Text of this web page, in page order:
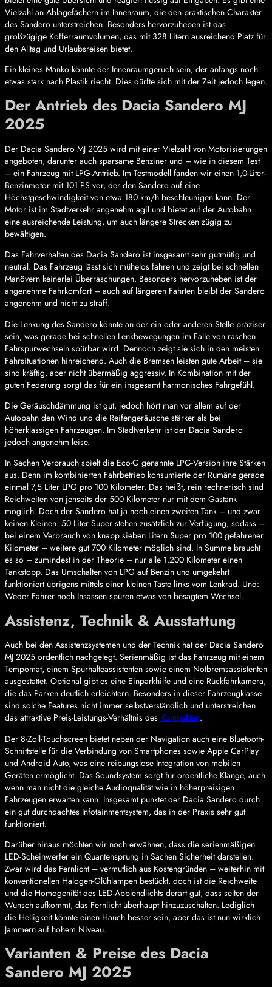
Vielzahl an Ablagefächern im Innenraum, die den praktischen Charakter
des Sandero unterstreichen. Besonders hervorzuheben ist das
großzügige Kofferraumvolumen, das mit 328 Litern ausreichend Platz für
den Alltag und Urlaubsreisen bietet.
Ein kleines Manko könnte der Innenraumgeruch sein, der anfangs noch
etwas stark nach Plastik riecht. Dies dürfte sich mit der Zeit jedoch legen.
Der Antrieb des Dacia Sandero MJ
2025
Der Dacia Sandero MJ 2025 wird mit einer Vielzahl von Motorisierungen
angeboten, darunter auch sparsame Benziner und – wie in diesem Test
– ein Fahrzeug mit LPG-Antrieb. Im Testmodell fanden wir einen 1,0-Liter-
Benzinmotor mit 101 PS vor, der den Sandero auf eine
Höchstgeschwindigkeit von etwa 180 km/h beschleunigen kann. Der
Motor ist im Stadtverkehr angenehm agil und bietet auf der Autobahn
eine ausreichende Leistung, um auch längere Strecken zügig zu
bewältigen.
Das Fahrverhalten des Dacia Sandero ist insgesamt sehr gutmütig und
neutral. Das Fahrzeug lässt sich mühelos fahren und zeigt bei schnellen
Manövern keinerlei Überraschungen. Besonders hervorzuheben ist der
angenehme Fahrkomfort – auch auf längeren Fahrten bleibt der Sandero
angenehm und nicht zu straff.
Die Lenkung des Sandero könnte an der ein oder anderen Stelle präziser
sein, was gerade bei schnellen Lenkbewegungen im Falle von raschen
Fahrspurwechseln spürbar wird. Dennoch zeigt sie sich in den meisten
Fahrsituationen hinreichend. Auch die Bremsen leisten gute Arbeit – sie
sind kräftig, aber nicht übermäßig aggressiv. In Kombination mit der
guten Federung sorgt das für ein insgesamt harmonisches Fahrgefühl.
Die Geräuschdämmung ist gut, jedoch hört man vor allem auf der
Autobahn den Wind und die Reifengeräusche stärker als bei
höherklassigen Fahrzeugen. Im Stadtverkehr ist der Dacia Sandero
jedoch angenehm leise.
In Sachen Verbrauch spielt die Eco-G genannte LPG-Version ihre Stärken
aus. Denn im kombinierten Fahrbetrieb konsumierte der Rumäne gerade
einmal 7,5 Liter LPG pro 100 Kilometer. Das heißt, rein rechnerisch sind
Reichweiten von jenseits der 500 Kilometer nur mit dem Gastank
möglich. Doch der Sandero hat ja noch einen zweiten Tank – und zwar
keinen Kleinen. 50 Liter Super stehen zusätzlich zur Verfügung, sodass –
bei einem Verbrauch von knapp sieben Litern Super pro 100 gefahrener
Kilometer – weitere gut 700 Kilometer möglich sind. In Summe braucht
es so – zumindest in der Theorie – nur alle 1.200 Kilometer einen
Tankstopp. Das Umschalten von LPG auf Benzin und umgekehrt
funktioniert übrigens mittels einer kleinen Taste links vom Lenkrad. Und:
Weder Fahrer noch Insassen spüren etwas von besagtem Wechsel.
Assistenz, Technik & Ausstattung
Auch bei den Assistenzsystemen und der Technik hat der Dacia Sandero
MJ 2025 ordentlich nachgelegt. Serienmäßig ist das Fahrzeug mit einem
Tempomat, einem Spurhalteassistenten sowie einem Notbremsassistenten
ausgestattet. Optional gibt es eine Einparkhilfe und eine Rückfahrkamera,
die das Parken deutlich erleichtern. Besonders in dieser Fahrzeugklasse
sind solche Features nicht immer selbstverständlich und unterstreichen
das attraktive Preis-Leistungs-Verhältnis des Kompakten.
Der 8-Zoll-Touchscreen bietet neben der Navigation auch eine Bluetooth-
Schnittstelle für die Verbindung von Smartphones sowie Apple CarPlay
und Android Auto, was eine reibungslose Integration von mobilen
Geräten ermöglicht. Das Soundsystem sorgt für ordentliche Klänge, auch
wenn man nicht die gleiche Audioqualität wie in höherpreisigen
Fahrzeugen erwarten kann. Insgesamt punktet der Dacia Sandero durch
ein gut durchdachtes Infotainmentsystem, das in der Praxis sehr gut
funktioniert.
Darüber hinaus möchten wir noch erwähnen, dass die serienmäßigen
LED-Scheinwerfer ein Quantensprung in Sachen Sicherheit darstellen.
Zwar wird das Fernlicht – vermutlich aus Kostengründen – weiterhin mit
konventionellen Halogen-Glühlampen bestückt, doch ist die Reichweite
und die Homogenität des LED-Abblendlichts derart gut, dass selten der
Wunsch aufkommt, das Fernlicht überhaupt hinzuzuschalten. Lediglich
die Helligkeit könnte einen Hauch besser sein, aber das ist nun wirklich
Jammern auf hohem Niveau.
Varianten & Preise des Dacia
Sandero MJ 2025